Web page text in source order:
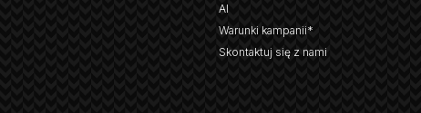
AI
Warunki kampanii*
Skontaktuj się z nami